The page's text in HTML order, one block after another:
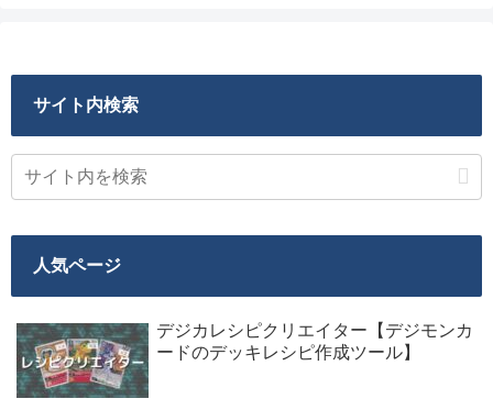
サイト内検索
人気ページ
デジカレシピクリエイター【デジモンカ
ードのデッキレシピ作成ツール】